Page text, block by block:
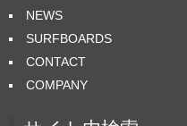
NEWS
SURFBOARDS
CONTACT
COMPANY